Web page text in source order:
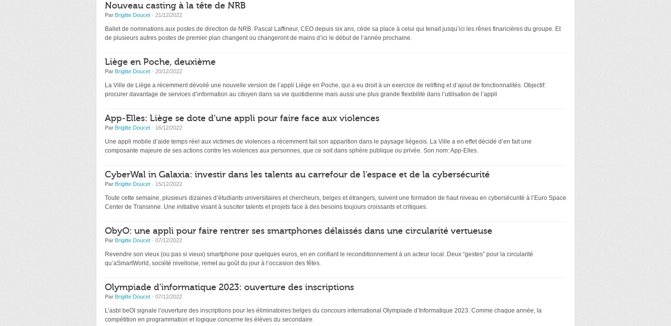
Nouveau casting à la tête de NRB
Par Brigitte Doucet · 21/12/2022
Ballet de nominations aux postes de direction de NRB. Pascal Laffineur, CEO depuis six ans, cède sa place à celui qui tenait jusqu’ici les rênes financières du groupe. Et
de plusieurs autres postes de premier plan changent ou changeront de mains d’ici le début de l’année prochaine.
Liège en Poche, deuxième
Par Brigitte Doucet · 20/12/2022
La Ville de Liège a récemment dévoilé une nouvelle version de l’appli Liège en Poche, qui a eu droit à un exercice de relifting et d’ajout de fonctionnalités. Objectif:
procurer davantage de services d’information au citoyen dans sa vie quotidienne mais aussi une plus grande flexibilité dans l’utilisation de l’appli
App-Elles: Liège se dote d’une appli pour faire face aux violences
Par Brigitte Doucet · 16/12/2022
Une appli mobile d’aide temps réel aux victimes de violences a récemment fait son apparition dans le paysage liégeois. La Ville a en effet décidé d’en fait une
composante majeure de ses actions contre les violences aux personnes, que ce soit dans sphère publique ou privée. Son nom: App-Elles.
CyberWal in Galaxia: investir dans les talents au carrefour de l’espace et de la cybersécurité
Par Brigitte Doucet · 15/12/2022
Toute cette semaine, plusieurs dizaines d’étudiants universitaires et chercheurs, belges et étrangers, suivent une formation de haut niveau en cybersécurité à l’Euro Space
Center de Transinne. Une initiative visant à susciter talents et projets face à des besoins toujours croissants et critiques.
ObyO: une appli pour faire rentrer ses smartphones délaissés dans une circularité vertueuse
Par Brigitte Doucet · 07/12/2022
Revendre son vieux (ou pas si vieux) smartphone pour quelques euros, en en confiant le reconditionnement à un acteur local. Deux “gestes” pour la circularité
qu’aSmartWorld, société nivelloise, remet au goût du jour à l’occasion des fêtes.
Olympiade d’informatique 2023: ouverture des inscriptions
Par Brigitte Doucet · 07/12/2022
L’asbl beOI signale l’ouverture des inscriptions pour les éliminatoires belges du concours international Olympiade d’Informatique 2023. Comme chaque année, la
compétition en programmation et logique concerne les élèves du secondaire.